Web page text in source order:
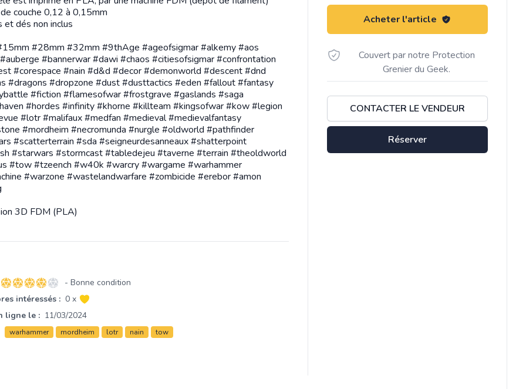
Acheter l'article
Couvert par notre Protection
Grenier du Geek.
CONTACTER LE VENDEUR
Réserver
couche 0,12 à 0,15mm
et dés non inclus
#28mm #32mm #9thAge #ageofsigmar #alkemy #aos
#bannerwar #dawi #chaos #citiesofsigmar #confrontation
#corespace #nain #d&d #decor #demonworld #descent #dnd
#dragons #dropzone #dust #dusttactics #eden #fallout #fantasy
#fiction #flamesofwar #frostgrave #gaslands #saga
#hordes #infinity #khorne #killteam #kingsofwar #kow #legion
#lotr #malifaux #medfan #medieval #medievalfantasy
#mordheim #necromunda #nurgle #oldworld #pathfinder
#scatterterrain #sda #seigneurdesanneaux #shatterpoint
#starwars #stormcast #tabledejeu #taverne #terrain #theoldworld
#tow #tzeench #w40k #warcry #wargame #warhammer
#warzone #wastelandwarfare #zombicide #erebor #amon
3D FDM (PLA)
4 sur 5 étoiles
- Bonne condition
intéressés : 0 x
ligne le : 11/03/2024
warhammer mordheim lotr nain tow